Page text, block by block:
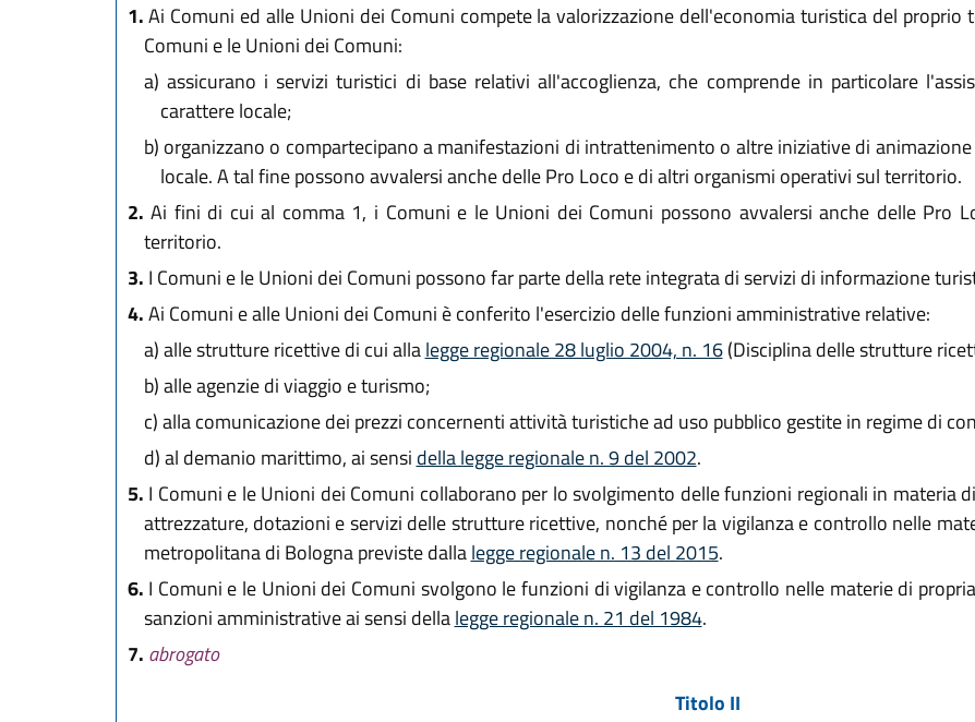
1.Ai Comuni ed alle Unioni dei Comuni compete la valorizzazione dell'economia turistica del
Comuni e le Unioni dei Comuni:
a) assicurano i servizi turistici di base relativi all'accoglienza, che comprende in particolare
carattere locale;
b) organizzano o compartecipano a manifestazioni di intrattenimento o altre iniziative di
locale. A tal fine possono avvalersi anche delle Pro Loco e di altri organismi operativi sul territorio.
2. Ai fini di cui al comma 1, i Comuni e le Unioni dei Comuni possono avvalersi anche delle Pro
territorio.
3. I Comuni e le Unioni dei Comuni possono far parte della rete integrata di servizi di informazione
4.Ai Comuni e alle Unioni dei Comuni è conferito l'esercizio delle funzioni amministrative relative:
a)alle strutture ricettive di cui allalegge regionale 28 luglio 2004, n. 16(Disciplina delle strutture
b)alle agenzie di viaggio e turismo;
c)alla comunicazione dei prezzi concernenti attività turistiche ad uso pubblico gestite in regime di
d)al demanio marittimo, ai sensi della legge regionale n. 9 del 2002.
5. I Comuni e le Unioni dei Comuni collaborano per lo svolgimento delle funzioni regionali in materia
attrezzature, dotazioni e servizi delle strutture ricettive, nonché per la vigilanza e controllo nelle
metropolitana di Bologna previste dallalegge regionale n. 13 del 2015.
6. I Comuni e le Unioni dei Comuni svolgono le funzioni di vigilanza e controllo nelle materie di
sanzioni amministrative ai sensi dellalegge regionale n. 21 del 1984.
7. abrogato
Titolo II